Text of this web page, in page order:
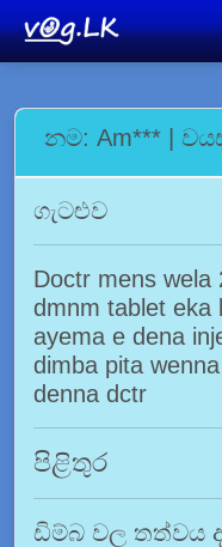
නම: Am*** |
ගැටළුව
Doctr mens wela
dmnm tablet eka
ayema e dena
dimba pita
denna dctr
පිළිතුර
ඩිම්බ වල තත්වය